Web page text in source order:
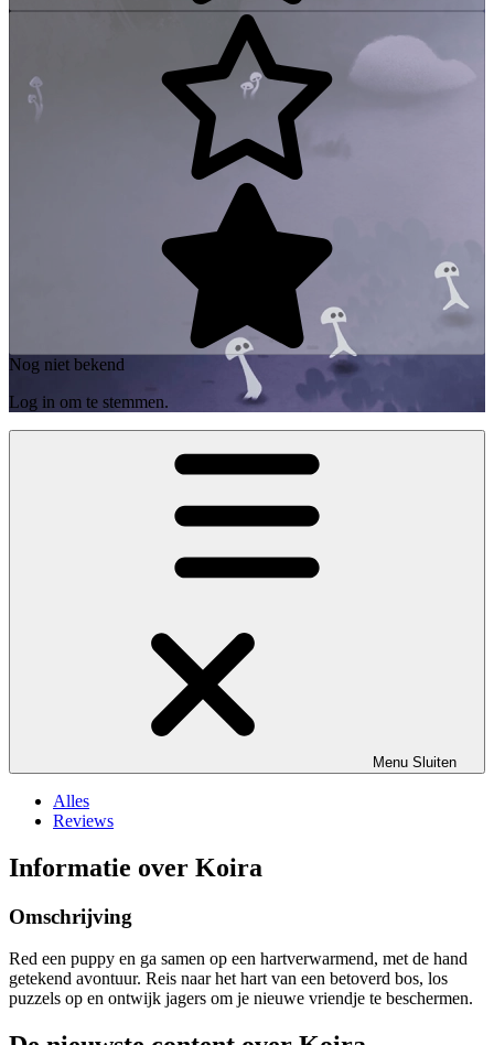
Nog niet bekend
Log in om te stemmen.
Menu Sluiten
Alles
Reviews
Informatie over Koira
Omschrijving
Red een puppy en ga samen op een hartverwarmend, met de hand
getekend avontuur. Reis naar het hart van een betoverd bos, los
puzzels op en ontwijk jagers om je nieuwe vriendje te beschermen.